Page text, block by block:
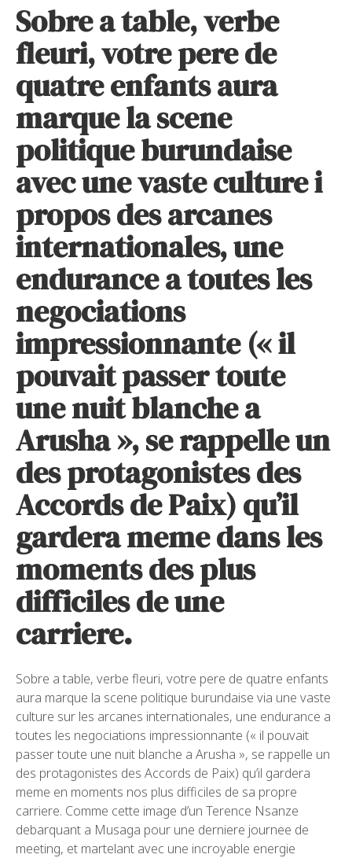
Sobre a table, verbe
fleuri, votre pere de
quatre enfants aura
marque la scene
politique burundaise
avec une vaste culture i
propos des arcanes
internationales, une
endurance a toutes les
negociations
impressionnante (« il
pouvait passer toute
une nuit blanche a
Arusha », se rappelle un
des protagonistes des
Accords de Paix) qu’il
gardera meme dans les
moments des plus
difficiles de une
carriere.
Sobre a table, verbe fleuri, votre pere de quatre enfants
aura marque la scene politique burundaise via une vaste
culture sur les arcanes internationales, une endurance a
toutes les negociations impressionnante (« il pouvait
passer toute une nuit blanche a Arusha », se rappelle un
des protagonistes des Accords de Paix) qu’il gardera
meme en moments nos plus difficiles de sa propre
carriere. Comme cette image d’un Terence Nsanze
debarquant a Musaga pour une derniere journee de
meeting, et martelant avec une incroyable energie